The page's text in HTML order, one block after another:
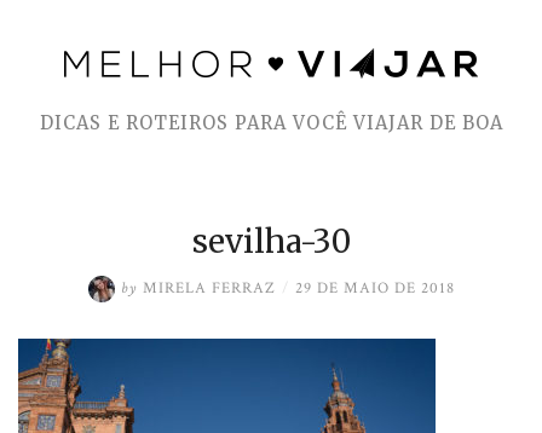
content
DICAS E ROTEIROS PARA VOCÊ VIAJAR DE BOA
sevilha-30
by MIRELA FERRAZ / 29 DE MAIO DE 2018